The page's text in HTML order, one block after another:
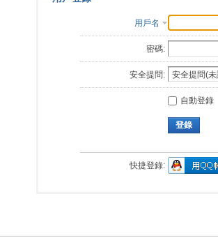
用戶名
密碼:
安全提問:
自動登錄
登錄
快捷登錄: